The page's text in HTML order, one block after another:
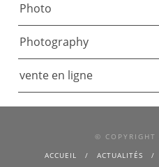
Photo
Photography
vente en ligne
©
ACCUEIL
ACTUALITÉS